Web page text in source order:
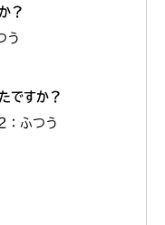
？
う
ですか？
：ふつう